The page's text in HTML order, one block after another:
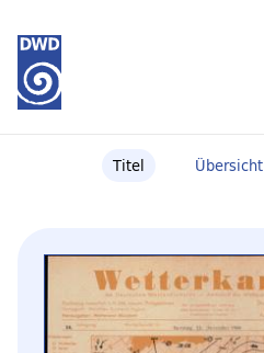
Titel Übersicht